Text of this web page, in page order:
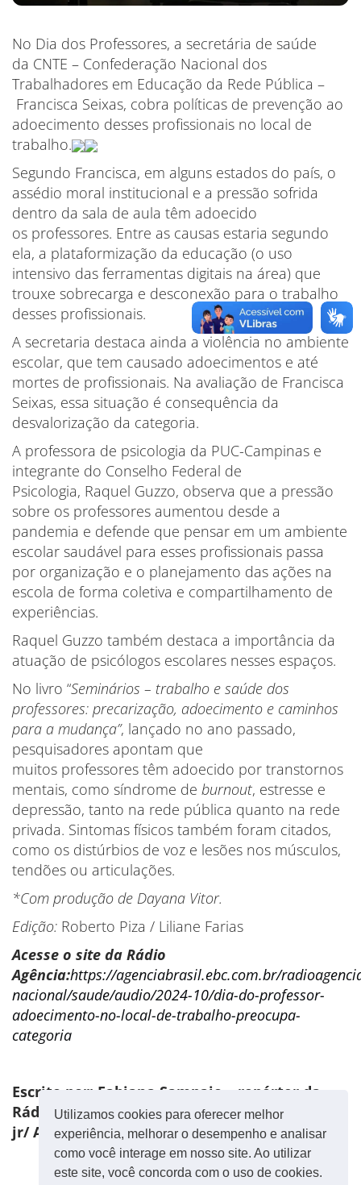
Utilizamos cookies para oferecer melhor
experiência, melhorar o desempenho e analisar
como você interage em nosso site. Ao utilizar
este site, você concorda com o uso de cookies.
No Dia dos Professores, a secretária de saúde
da CNTE – Confederação Nacional dos
Trabalhadores em Educação da Rede Pública –
Francisca Seixas, cobra políticas de prevenção ao
adoecimento desses profissionais no local de
trabalho.
Segundo Francisca, em alguns estados do país, o
assédio moral institucional e a pressão sofrida
dentro da sala de aula têm adoecido
os professores. Entre as causas estaria segundo
ela, a plataformização da educação (o uso
intensivo das ferramentas digitais na área) que
trouxe sobrecarga e desconexão para o trabalho
desses profissionais.
A secretaria destaca ainda a violência no ambiente
escolar, que tem causado adoecimentos e até
mortes de profissionais. Na avaliação de Francisca
Seixas, essa situação é consequência da
desvalorização da categoria.
A professora de psicologia da PUC-Campinas e
integrante do Conselho Federal de
Psicologia, Raquel Guzzo, observa que a pressão
sobre os professores aumentou desde a
pandemia e defende que pensar em um ambiente
escolar saudável para esses profissionais passa
por organização e o planejamento das ações na
escola de forma coletiva e compartilhamento de
experiências.
Raquel Guzzo também destaca a importância da
atuação de psicólogos escolares nesses espaços.
No livro “Seminários – trabalho e saúde dos
professores: precarização, adoecimento e caminhos
para a mudança”, lançado no ano passado,
pesquisadores apontam que
muitos professores têm adoecido por transtornos
mentais, como síndrome de burnout, estresse e
depressão, tanto na rede pública quanto na rede
privada. Sintomas físicos também foram citados,
como os distúrbios de voz e lesões nos músculos,
tendões ou articulações.
*Com produção de Dayana Vitor.
Edição: Roberto Piza / Liliane Farias
Acesse o site da Rádio
Agência:https://agenciabrasil.ebc.com.br/
nacional/saude/audio/2024-10/dia-do-professor-
adoecimento-no-local-de-trabalho-preocupa-
categoria
Escrito por: Fabiana Sampaio – repórter da
Rádio Nacional* – Fotografia: Marcello Casal
jr/ Agência Brasil